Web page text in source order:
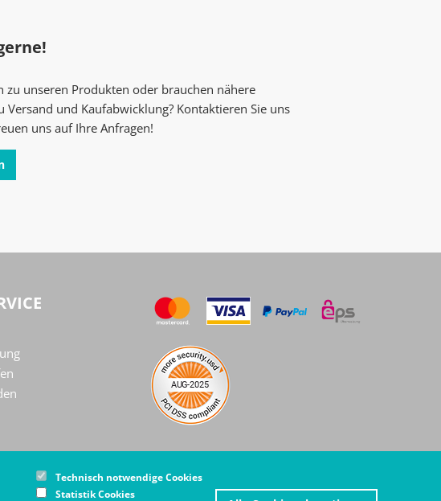
zu unseren Produkten oder brauchen nähere
Versand und Kaufabwicklung? Kontaktieren Sie uns
uns auf Ihre Anfragen!
Technisch notwendige Cookies
Statistik Cookies